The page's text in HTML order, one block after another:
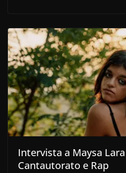
Intervista a Maysa
Cantautorato e Rap